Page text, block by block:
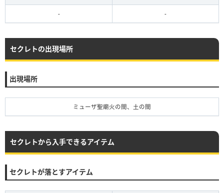
- -
セクレトの出現場所
出現場所
ミューザ聖廟火の間、土の間
セクレトから入手できるアイテム
セクレトが落とすアイテム